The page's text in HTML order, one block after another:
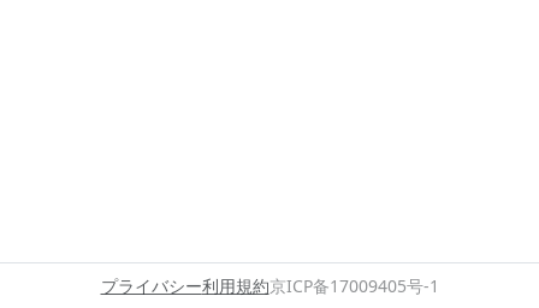
プライバシー利用規約京ICP备17009405号-1